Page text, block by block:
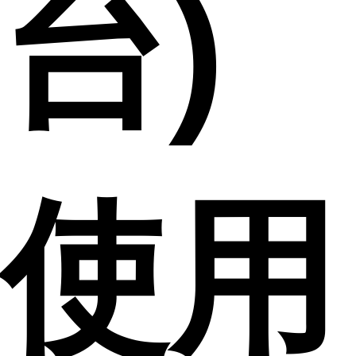
台)
使用